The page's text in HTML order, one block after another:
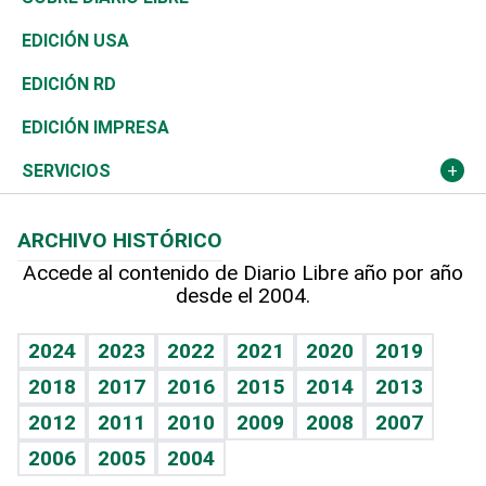
Reportajes
África
Ocenanía
Caribe
Resto del mundo
Vivienda
Telecom.
Global y variable
Economía personal
Buena Vida
Sociales
Novedades
Podcast Arte Libre
Hablando con el pediatra
Vida y familia
Eñe
Celebrando la vida
Sin complejos
Ciclismo
Tenis
Olimpismo
Más deportes
Línea de hit
TBT Deportivo
En Directo
Frente al Statu Quo
El Espía
Noticiero Poteleche
Lecturas
Tecnología
Historia
Martes de tecnología
Cambio climático
Economía
Revista
Deportes
Opinión
Hecho en casa
Guía del dinero
EDICIÓN USA
EDICIÓN RD
EDICIÓN IMPRESA
SERVICIOS
Cumpleaños
Horóscopos
Juegos
ARCHIVO HISTÓRICO
Accede al contenido de Diario Libre año por año
desde el 2004.
2024 2023 2022 2021 2020
2019
2018
2017 2016 2015 2014
2013
2012
2011 2010 2009 2008
2007
2006
2005 2004